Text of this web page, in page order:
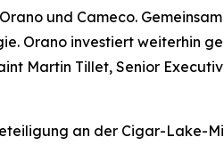
und Cameco.
Orano investiert weiterhin
Martin Tillet, Senior
an der Cigar-Lake-